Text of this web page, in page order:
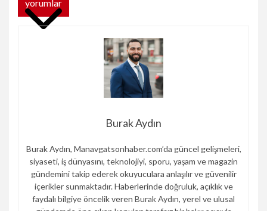
yorumlar
Burak Aydın
Burak Aydın, Manavgatsonhaber.com’da güncel gelişmeleri,
siyaseti, iş dünyasını, teknolojiyi, sporu, yaşam ve magazin
gündemini takip ederek okuyuculara anlaşılır ve güvenilir
içerikler sunmaktadır. Haberlerinde doğruluk, açıklık ve
faydalı bilgiye öncelik veren Burak Aydın, yerel ve ulusal